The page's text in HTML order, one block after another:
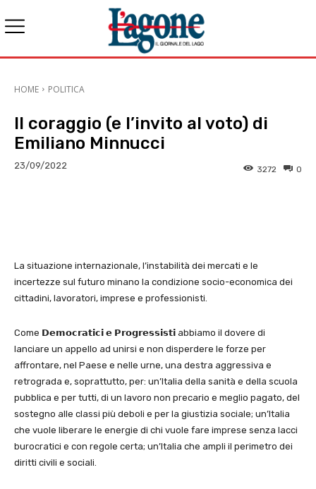
HOME POLITICA
Il coraggio (e l’invito al voto) di
Emiliano Minnucci
23/09/2022 0
3272
La situazione internazionale, l’instabilità dei mercati e le
incertezze sul futuro minano la condizione socio-economica dei
cittadini, lavoratori, imprese e professionisti.
Come 𝗗𝗲𝗺𝗼𝗰𝗿𝗮𝘁𝗶𝗰𝗶 𝗲 𝗣𝗿𝗼𝗴𝗿𝗲𝘀𝘀𝗶𝘀𝘁𝗶 abbiamo il dovere di
lanciare un appello ad unirsi e non disperdere le forze per
affrontare, nel Paese e nelle urne, una destra aggressiva e
retrograda e, soprattutto, per: un’Italia della sanità e della scuola
pubblica e per tutti, di un lavoro non precario e meglio pagato, del
sostegno alle classi più deboli e per la giustizia sociale; un’Italia
che vuole liberare le energie di chi vuole fare imprese senza lacci
burocratici e con regole certa; un’Italia che ampli il perimetro dei
diritti civili e sociali.